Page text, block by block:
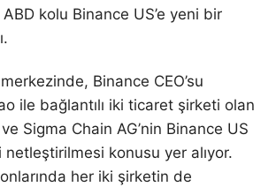
ABD kolu Binance US’e yeni bir
Binance CEO’su
ile bağlantılı iki ticaret şirketi olan
Sigma Chain AG’nin Binance US
konusu yer alıyor.
her iki şirketin de